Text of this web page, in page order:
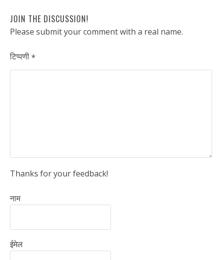
JOIN THE DISCUSSION!
Please submit your comment with a real name.
टिप्पणी*
Thanks for your feedback!
नाम
ईमेल